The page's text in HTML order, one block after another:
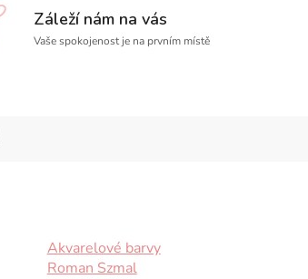
Záleží nám na vás
Vaše spokojenost je na prvním místě
Akvarelové barvy
Roman Szmal